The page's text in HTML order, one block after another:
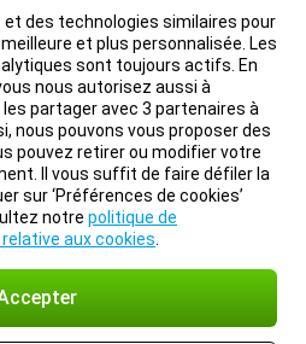
et des technologies similaires pour
et plus personnalisée. Les
sont toujours actifs. En
nous autorisez aussi à
partager avec 3 partenaires à
nous pouvons vous proposer des
pouvez retirer ou modifier votre
Il vous suffit de faire défiler la
sur ‘Préférences de cookies’
notre politique de
aux cookies